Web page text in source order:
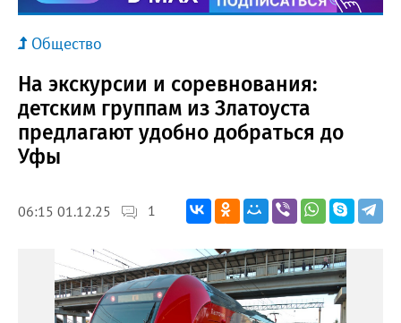
Общество
На экскурсии и соревнования:
детским группам из Златоуста
предлагают удобно добраться до
Уфы
06:15 01.12.25 1